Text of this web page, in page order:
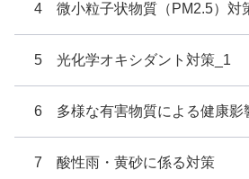
4 微小粒子状物質（PM2.5）対
5 光化学オキシダント対策_1
6 多様な有害物質による健康影
7 酸性雨・黄砂に係る対策